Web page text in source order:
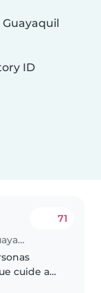
ID
Babysitting job in Guayaquil
71
cuide a